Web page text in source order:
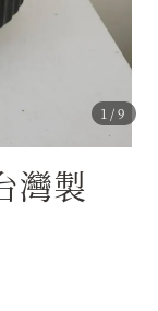
1 /9
灣製